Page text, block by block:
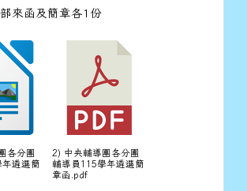
來函及簡章各1份
各分團
遴選簡
2) 中央輔導團各分團
輔導員115學年遴選簡
章函.pdf